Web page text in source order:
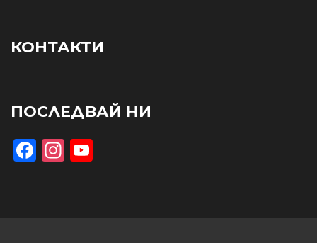
КОНТАКТИ
ПОСЛЕДВАЙ НИ
Facebook
Instagram